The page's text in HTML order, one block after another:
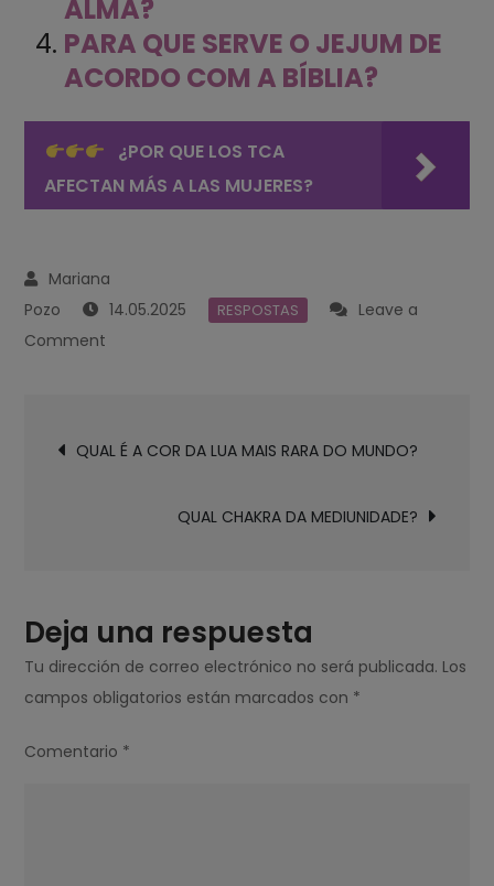
ALMA?
PARA QUE SERVE O JEJUM DE
ACORDO COM A BÍBLIA?
¿POR QUE LOS TCA
AFECTAN MÁS A LAS MUJERES?
14.05.2025 RESPOSTAS
Leave a
Comment
QUANDO
BÍBLIA?
Navegación
deQUAL É A COR DA LUA MAIS RARA DO MUNDO?
QUAL CHAKRA DA MEDIUNIDADE?
Deja una respuesta
Tu dirección de correo electrónico no será publicada. Los
campos obligatorios están marcados con *
Comentario *